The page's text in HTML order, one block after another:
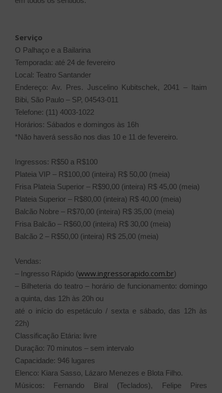
Serviço
O Palhaço e a Bailarina
Temporada: até 24 de fevereiro
Local: Teatro Santander
Endereço: Av. Pres. Juscelino Kubitschek, 2041 – Itaim
Bibi, São Paulo – SP, 04543-011
Telefone: (11) 4003-1022
Horários: Sábados e domingos às 16h
*Não haverá sessão nos dias 10 e 11 de fevereiro.
Ingressos: R$50 a R$100
Plateia VIP – R$100,00 (inteira) R$ 50,00 (meia)
Frisa Plateia Superior – R$90,00 (inteira) R$ 45,00 (meia)
Plateia Superior – R$80,00 (inteira) R$ 40,00 (meia)
Balcão Nobre – R$70,00 (inteira) R$ 35,00 (meia)
Frisa Balcão – R$60,00 (inteira) R$ 30,00 (meia)
Balcão 2 – R$50,00 (inteira) R$ 25,00 (meia)
Vendas:
– Ingresso Rápido (www.ingressorapido.com.br)
– Bilheteria do teatro – horário de funcionamento: domingo
a quinta, das 12h às 20h ou
até o início do espetáculo / sexta e sábado, das 12h às
22h)
Classificação Etária: livre
Duração: 70 minutos – sem intervalo
Capacidade: 946 lugares
Elenco: Kiara Sasso, Lázaro Menezes e Blota Filho.
Músicos: Fernando Biral (Teclados), Felipe Pires